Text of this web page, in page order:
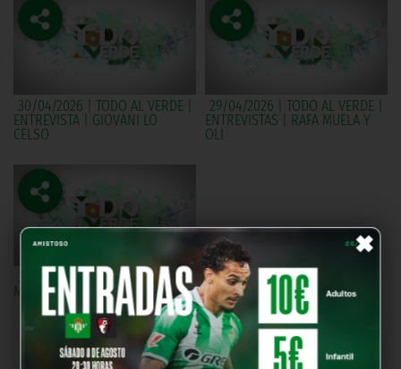
×
30/04/2026 | TODO AL VERDE |
ENTREVISTA | GIOVANI LO
CELSO
29/04/2026 | TODO AL VERDE |
ENTREVISTAS | RAFA MUELA Y
OLI
28/04/2026 | TODO AL VERDE |
MANU GONZALEZ
OUR PARTNERS